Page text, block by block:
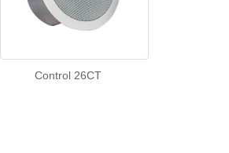
Control 26CT